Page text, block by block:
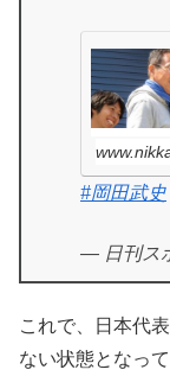
#岡田武史
— 日刊ス
これで、日本代
ない状態となって